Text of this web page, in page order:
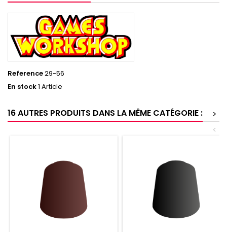
Reference29-56
En stock1 Article
16 AUTRES PRODUITS DANS LA MÊME CATÉGORIE :
>
<